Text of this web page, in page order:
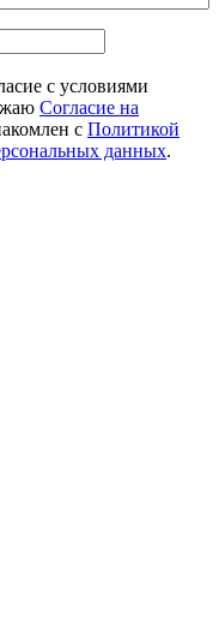
с условиями
Согласие на
с Политикой
данных.